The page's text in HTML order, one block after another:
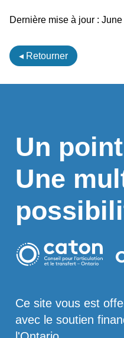
Dernière mise à jour : June
◂ Retourner
Un
Une
Ce site vous est
avec le soutien